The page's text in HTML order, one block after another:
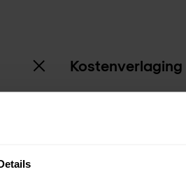
Kostenverlaging
Het biedt
bandbreedte,
Verbeterde